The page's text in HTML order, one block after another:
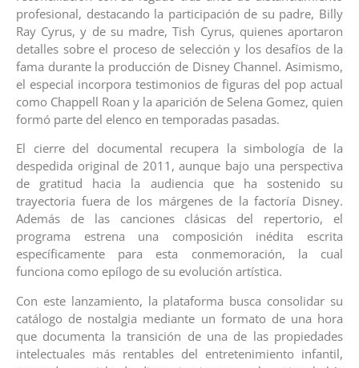
profesional, destacando la participación de su padre, Billy
Ray Cyrus, y de su madre, Tish Cyrus, quienes aportaron
detalles sobre el proceso de selección y los desafíos de la
fama durante la producción de Disney Channel. Asimismo,
el especial incorpora testimonios de figuras del pop actual
como Chappell Roan y la aparición de Selena Gomez, quien
formó parte del elenco en temporadas pasadas.
El cierre del documental recupera la simbología de la
despedida original de 2011, aunque bajo una perspectiva
de gratitud hacia la audiencia que ha sostenido su
trayectoria fuera de los márgenes de la factoría Disney.
Además de las canciones clásicas del repertorio, el
programa estrena una composición inédita escrita
específicamente para esta conmemoración, la cual
funciona como epílogo de su evolución artística.
Con este lanzamiento, la plataforma busca consolidar su
catálogo de nostalgia mediante un formato de una hora
que documenta la transición de una de las propiedades
intelectuales más rentables del entretenimiento infantil,